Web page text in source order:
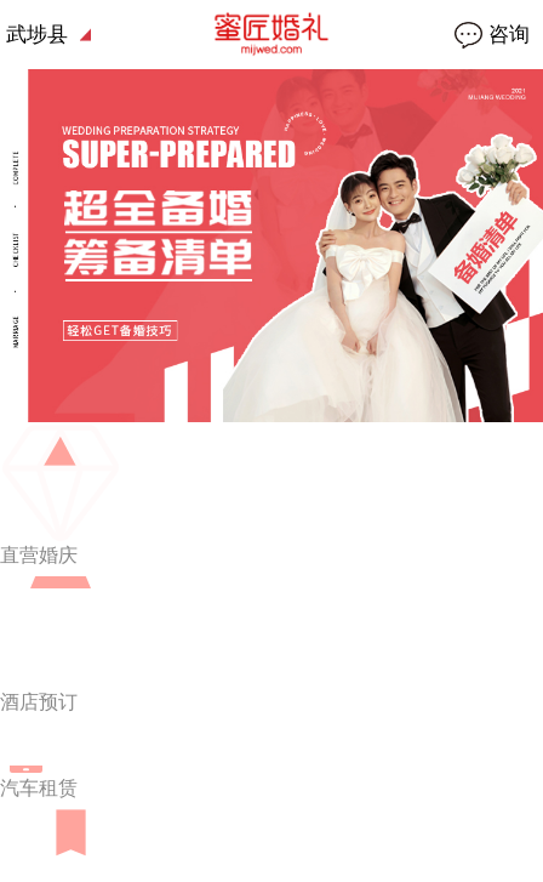
武埗县 咨询
直营婚庆
酒店预订
汽车租赁